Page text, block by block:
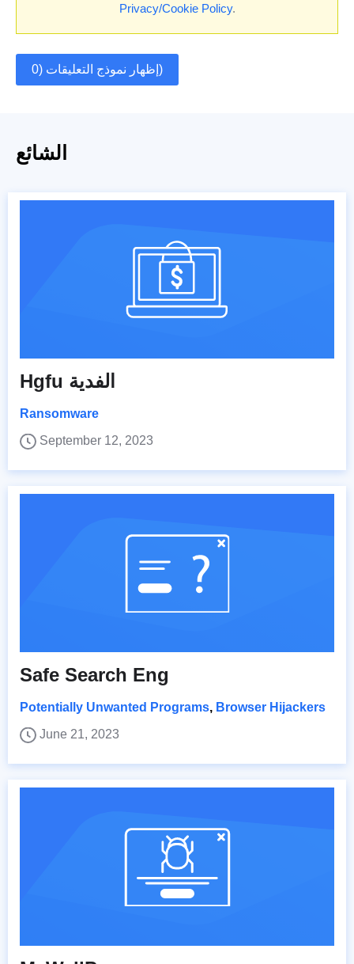
Privacy/Cookie Policy.
إظهار نموذج التعليقات (0)
الشائع
Hgfu الفدية
Ransomware
September 12, 2023
Safe Search Eng
Potentially Unwanted Programs, Browser Hijackers
June 21, 2023